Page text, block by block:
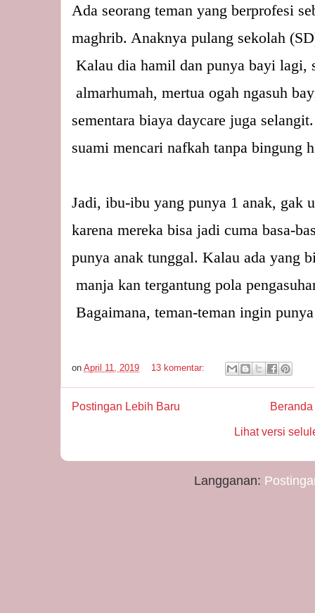
Ada seorang teman yang berprofesi
maghrib. Anaknya pulang sekolah
Kalau dia hamil dan punya bayi lagi,
almarhumah, mertua ogah ngasuh
sementara biaya daycare juga
suami mencari nafkah tanpa bingung
Jadi, ibu-ibu yang punya 1 anak, gak
karena mereka bisa jadi cuma basa-
punya anak tunggal. Kalau ada yang
manja kan tergantung pola
Bagaimana, teman-teman ingin
on April 11, 2019 13 komentar:
Postingan Lebih Baru Beranda
Lihat versi
Langganan: